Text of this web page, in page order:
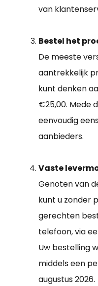
van
Bestel het
De meeste
aantrekkelijk
kunt denken
€25,00. Mede
eenvoudig
aanbieders.
Vaste
Genoten van
kunt u zonder
gerechten
telefoon, via
Uw bestelling
middels een
augustus 2026.